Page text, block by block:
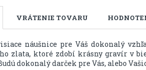
VRÁTENIE TOVARU
náušnice pre Váš dokonalý
zlata, ktoré zdobí krásny gravír v
dokonalý darček pre Vás, alebo